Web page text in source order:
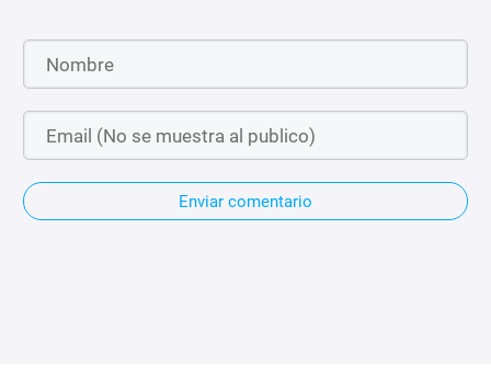
Enviar comentario